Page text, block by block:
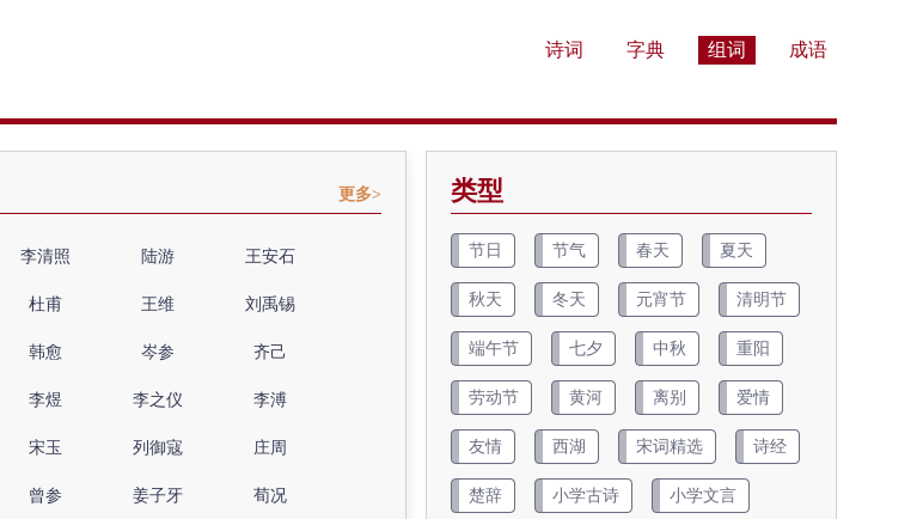
诗词 字典 组词 成语
更多>
李清照 陆游 王安石
杜甫 王维 刘禹锡
韩愈 岑参 齐己
李煜 李之仪 李溥
宋玉 列御寇 庄周
曾参 姜子牙 荀况
类型
节日 节气 春天 夏天
秋天 冬天 元宵节 清明节
端午节 七夕 中秋 重阳
劳动节 黄河 离别 爱情
友情 西湖 宋词精选 诗经
楚辞 小学古诗 小学文言